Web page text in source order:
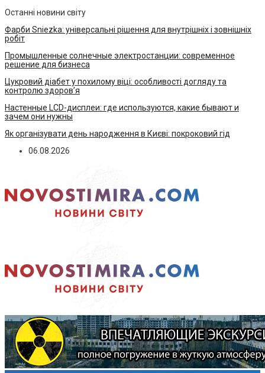
Останні новини світу
Фарби Sniezka: універсальні рішення для внутрішніх і зовнішніх
робіт
Промышленные солнечные электростанции: современное
решение для бизнеса
Цукровий діабет у похилому віці: особливості догляду та
контролю здоров’я
Настенные LCD-дисплеи: где используются, какие бывают и
зачем они нужны
Як організувати день народження в Києві: покроковий гід
06.08.2026